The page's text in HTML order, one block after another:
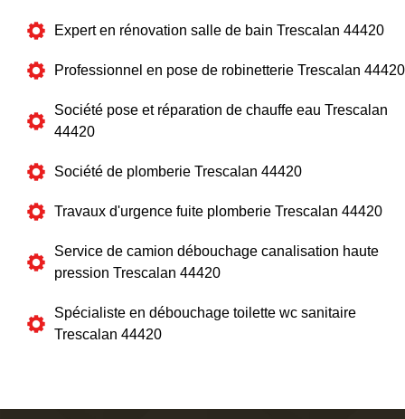
Expert en rénovation salle de bain Trescalan 44420
Professionnel en pose de robinetterie Trescalan 44420
Société pose et réparation de chauffe eau Trescalan
44420
Société de plomberie Trescalan 44420
Travaux d'urgence fuite plomberie Trescalan 44420
Service de camion débouchage canalisation haute
pression Trescalan 44420
Spécialiste en débouchage toilette wc sanitaire
Trescalan 44420